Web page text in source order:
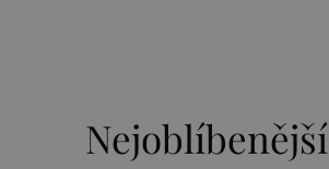
Nejoblíbenější